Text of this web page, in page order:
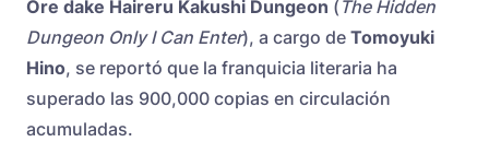
Ore dake Haireru Kakushi Dungeon ( The Hidden
Dungeon Only I Can Enter), a cargo de Tomoyuki
Hino, se reportó que la franquicia literaria ha
superado las 900,000 copias en circulación
acumuladas.